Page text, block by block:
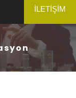
İLETİŞİM